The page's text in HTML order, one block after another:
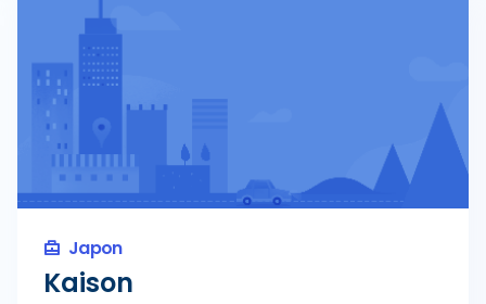
Japon
Kaison